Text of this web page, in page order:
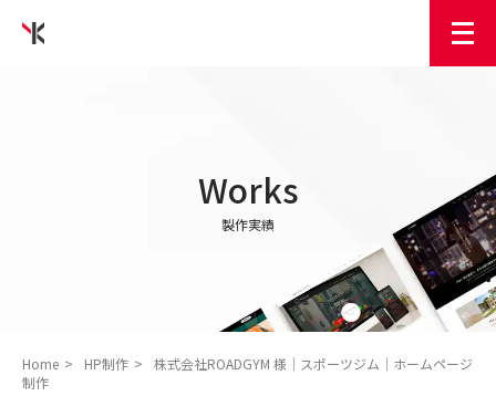
Works
製作実績
Home HP制作
株式会社ROADGYM 様│スポーツジム│ホームページ
制作